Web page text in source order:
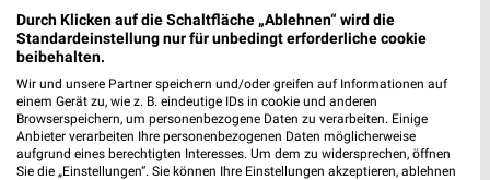
Gültig bis Mi. 30.09. Gültig bis Fr. 14.08.
XXXLutz
Durch Klicken auf die Schaltfläche „Ablehnen“ wird die
Standardeinstellung nur für unbedingt erforderliche cookie
beibehalten.
Wir und unsere Partner speichern und/oder greifen auf Informationen auf
einem Gerät zu, wie z. B. eindeutige IDs in cookie und anderen
Browserspeichern, um personenbezogene Daten zu verarbeiten. Einige
Anbieter verarbeiten Ihre personenbezogenen Daten möglicherweise
aufgrund eines berechtigten Interesses. Um dem zu widersprechen, öffnen
Sie die „Einstellungen“. Sie können Ihre Einstellungen akzeptieren, ablehnen